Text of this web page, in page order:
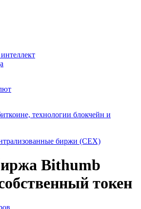
технологии блокчейн и
биржи (CEX)
Bithumb
токен